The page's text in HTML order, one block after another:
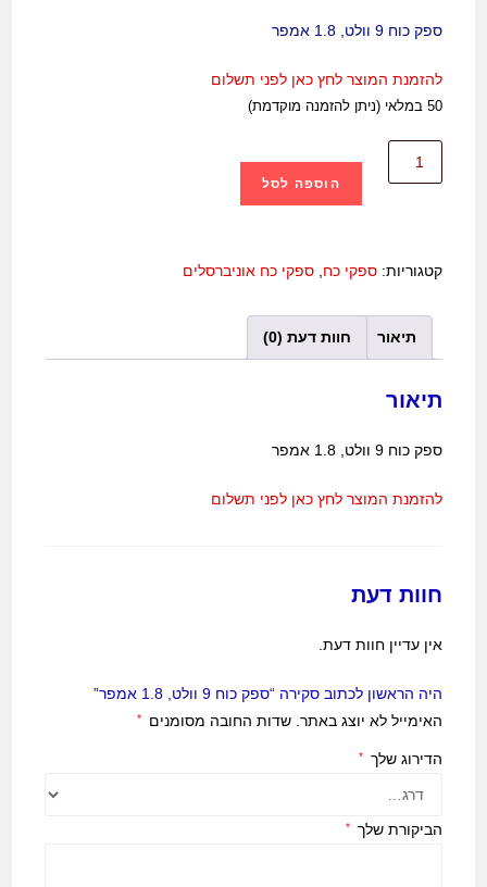
ספק כוח 9 וולט, 1.8 אמפר
להזמנת המוצר לחץ כאן לפני תשלום
50 במלאי (ניתן להזמנה מוקדמת)
הוספה לסל
קטגוריות:ספקי כח,ספקי כח אוניברסלים
תיאור חוות דעת (0)
תיאור
ספק כוח 9 וולט, 1.8 אמפר
להזמנת המוצר לחץ כאן לפני תשלום
חוות דעת
אין עדיין חוות דעת.
היה הראשון לכתוב סקירה “ספק כוח 9 וולט, 1.8 אמפר”
האימייל לא יוצג באתר. שדות החובה מסומנים *
הדירוג שלך *
הביקורת שלך *